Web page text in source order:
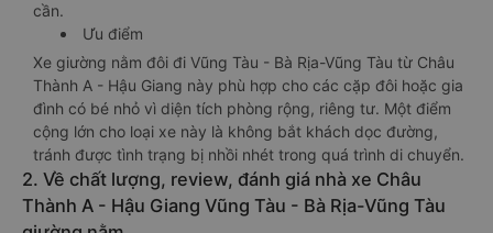
cần.
Ưu điểm
Xe giường nằm đôi đi Vũng Tàu - Bà Rịa-Vũng Tàu từ Châu
Thành A - Hậu Giang này phù hợp cho các cặp đôi hoặc gia
đình có bé nhỏ vì diện tích phòng rộng, riêng tư. Một điểm
cộng lớn cho loại xe này là không bắt khách dọc đường,
tránh được tình trạng bị nhồi nhét trong quá trình di chuyển.
2. Về chất lượng, review, đánh giá nhà xe Châu
Thành A - Hậu Giang Vũng Tàu - Bà Rịa-Vũng Tàu